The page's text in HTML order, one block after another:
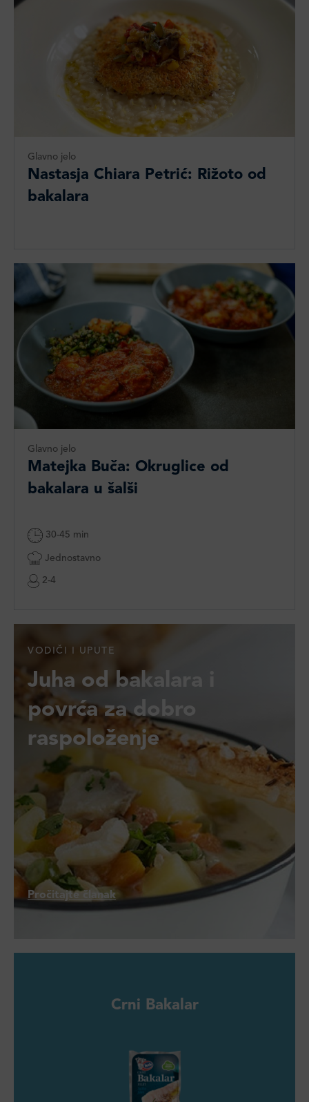
Glavno jelo
Nastasja Chiara Petrić: Rižoto od
bakalara
Glavno jelo
Matejka Buča: Okruglice od
bakalara u šalši
30-45 min
Jednostavno
2-4
VODIČI I UPUTE
Juha od bakalara i
povrća za dobro
raspoloženje
Pročitajte članak
Crni Bakalar